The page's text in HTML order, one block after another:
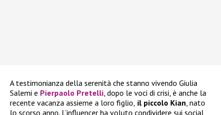
A testimonianza della serenità che stanno vivendo Giulia
Salemi e Pierpaolo Pretelli, dopo le voci di crisi, è anche la
recente vacanza assieme a loro figlio, il piccolo Kian, nato
lo scorso anno. L’influencer ha voluto condividere sui social